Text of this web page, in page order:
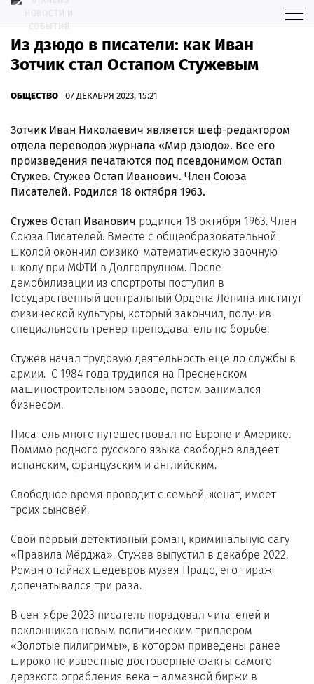
Из дзюдо в писатели: как Иван
Зотчик стал Остапом Стужевым
ОБЩЕСТВО 07 ДЕКАБРЯ 2023, 15:21
Зотчик Иван Николаевич является шеф-редактором
отдела переводов журнала «Мир дзюдо». Все его
произведения печатаются под псевдонимом Остап
Стужев. Стужев Остап Иванович. Член Союза
Писателей. Родился 18 октября 1963.
Стужев Остап Иванович родился 18 октября 1963. Член
Союза Писателей. Вместе с общеобразовательной
школой окончил физико-математическую заочную
школу при МФТИ в Долгопрудном. После
демобилизации из спортроты поступил в
Государственный центральный Ордена Ленина институт
физической культуры, который закончил, получив
специальность тренер-преподаватель по борьбе.
Стужев начал трудовую деятельность еще до службы в
армии. С 1984 года трудился на Пресненском
машиностроительном заводе, потом занимался
бизнесом.
Писатель много путешествовал по Европе и Америке.
Помимо родного русского языка свободно владеет
испанским, французским и английским.
Свободное время проводит с семьей, женат, имеет
троих сыновей.
Свой первый детективный роман, криминальную сагу
«Правила Мёрджа», Стужев выпустил в декабре 2022.
Роман о тайнах шедевров музея Прадо, его тираж
допечатывался три раза.
В сентябре 2023 писатель порадовал читателей и
поклонников новым политическим триллером
«Золотые пилигримы», в котором приведены ранее
широко не известные достоверные факты самого
дерзкого ограбления века – алмазной биржи в